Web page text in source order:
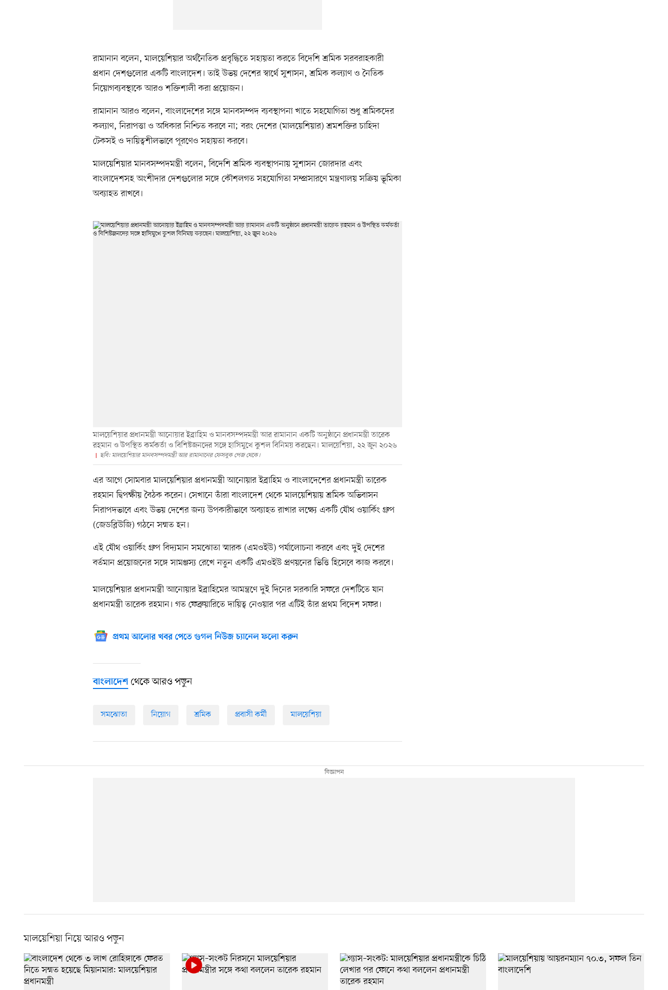
রামানান বলেন, মালয়েশিয়ার অর্থনৈতিক প্রবৃদ্ধিতে সহায়তা করতে বিদেশি শ্রমিক সরবরাহকারী
প্রধান দেশগুলোর একটি বাংলাদেশ। তাই উভয় দেশের স্বার্থে সুশাসন, শ্রমিক কল্যাণ ও নৈতিক
নিয়োগব্যবস্থাকে আরও শক্তিশালী করা প্রয়োজন।
রামানান আরও বলেন, বাংলাদেশের সঙ্গে মানবসম্পদ ব্যবস্থাপনা খাতে সহযোগিতা শুধু শ্রমিকদের
কল্যাণ, নিরাপত্তা ও অধিকার নিশ্চিত করবে না; বরং দেশের (মালয়েশিয়ার) শ্রমশক্তির চাহিদা
টেকসই ও দায়িত্বশীলভাবে পূরণেও সহায়তা করবে।
মালয়েশিয়ার মানবসম্পদমন্ত্রী বলেন, বিদেশি শ্রমিক ব্যবস্থাপনায় সুশাসন জোরদার এবং
বাংলাদেশসহ অংশীদার দেশগুলোর সঙ্গে কৌশলগত সহযোগিতা সম্প্রসারণে মন্ত্রণালয় সক্রিয় ভূমিকা
অব্যাহত রাখবে।
মালয়েশিয়ার প্রধানমন্ত্রী আনোয়ার ইব্রাহিম ও মানবসম্পদমন্ত্রী আর রামানান একটি অনুষ্ঠানে প্রধানমন্ত্রী তারেক
রহমান ও উপস্থিত কর্মকর্তা ও বিশিষ্টজনদের সঙ্গে হাসিমুখে কুশল বিনিময় করছেন। মালয়েশিয়া, ২২ জুন ২০২৬
ছবি: মালয়েশিয়ার মানবসম্পদমন্ত্রী আর রামানানের ফেসবুক পেজ থেকে।
এর আগে সোমবার মালয়েশিয়ার প্রধানমন্ত্রী আনোয়ার ইব্রাহিম ও বাংলাদেশের প্রধানমন্ত্রী তারেক
রহমান দ্বিপক্ষীয় বৈঠক করেন। সেখানে তাঁরা বাংলাদেশ থেকে মালয়েশিয়ায় শ্রমিক অভিবাসন
নিরাপদভাবে এবং উভয় দেশের জন্য উপকারীভাবে অব্যাহত রাখার লক্ষ্যে একটি যৌথ ওয়ার্কিং গ্রুপ
(জেডব্লিউজি) গঠনে সম্মত হন।
এই যৌথ ওয়ার্কিং গ্রুপ বিদ্যমান সমঝোতা স্মারক (এমওইউ) পর্যালোচনা করবে এবং দুই দেশের
বর্তমান প্রয়োজনের সঙ্গে সামঞ্জস্য রেখে নতুন একটি এমওইউ প্রণয়নের ভিত্তি হিসেবে কাজ করবে।
মালয়েশিয়ার প্রধানমন্ত্রী আনোয়ার ইব্রাহিমের আমন্ত্রণে দুই দিনের সরকারি সফরে দেশটিতে যান
প্রধানমন্ত্রী তারেক রহমান। গত ফেব্রুয়ারিতে দায়িত্ব নেওয়ার পর এটিই তাঁর প্রথম বিদেশ সফর।
প্রথম আলোর খবর পেতে গুগল নিউজ চ্যানেল ফলো করুন
বাংলাদেশ থেকে আরও পড়ুন
সমঝোতা নিয়োগ শ্রমিক প্রবাসী কর্মী মালয়েশিয়া
মালয়েশিয়া নিয়ে আরও পড়ুন